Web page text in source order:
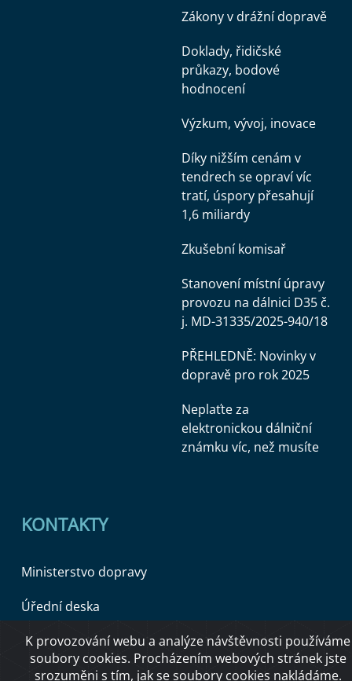
Zákony v drážní dopravě
Doklady, řidičské
průkazy, bodové
hodnocení
Výzkum, vývoj, inovace
Díky nižším cenám v
tendrech se opraví víc
tratí, úspory přesahují
1,6 miliardy
Zkušební komisař
Stanovení místní úpravy
provozu na dálnici D35 č.
j. MD-31335/2025-940/18
PŘEHLEDNĚ: Novinky v
dopravě pro rok 2025
Neplaťte za
elektronickou dálniční
známku víc, než musíte
KONTAKTY
Ministerstvo dopravy
Úřední deska
Copyright © 2026 Ministerstvo dopravy ČR
K provozování webu a analýze návštěvnosti používáme
soubory cookies. Procházením webových stránek jste
srozuměni s tím, jak se soubory cookies nakládáme.